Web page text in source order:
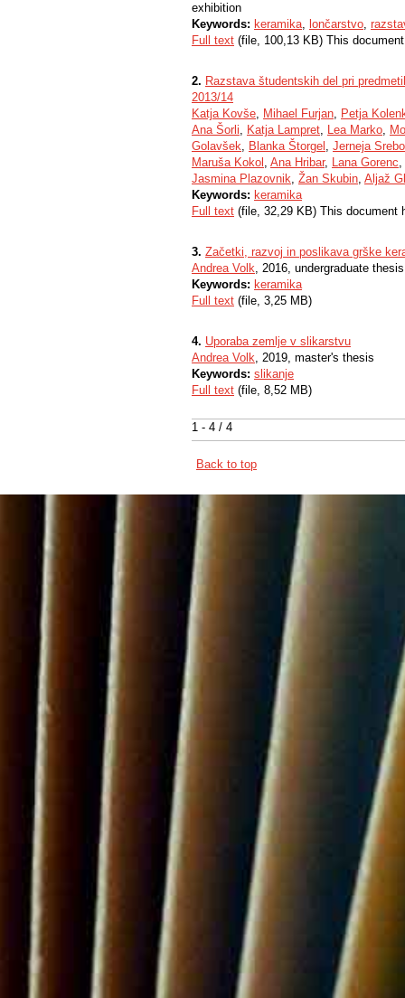
1 - 4 / 4
exhibition
Keywords: keramika, lončarstvo,
Full text (file, 100,13 KB) This
2. Razstava študentskih del pri
2013/14
Katja Kovše, Mihael Furjan, Petja
Ana Šorli, Katja Lampret, Lea Marko,
Golavšek, Blanka Štorgel , Jerneja
Maruša Kokol , Ana Hribar, Lana Gorenc,
Jasmina Plazovnik, Žan Skubin, Aljaž
Keywords: keramika
Full text (file, 32,29 KB) This document
3. Začetki, razvoj in poslikava grške
Andrea Volk, 2016, undergraduate thesis
Keywords: keramika
Full text (file, 3,25 MB)
4. Uporaba zemlje v slikarstvu
Andrea Volk, 2019, master's thesis
Keywords: slikanje
Full text (file, 8,52 MB)
Back to top